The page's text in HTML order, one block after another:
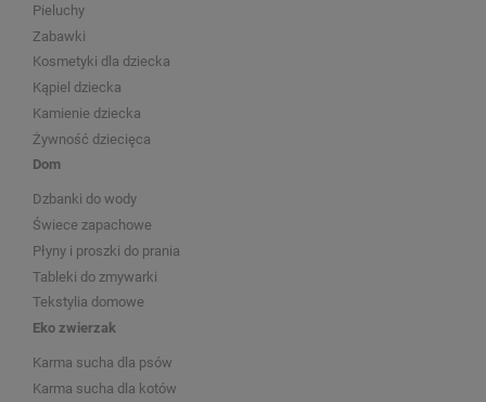
Pieluchy
Zabawki
Kosmetyki dla dziecka
Kąpiel dziecka
Kamienie dziecka
Żywność dziecięca
Dom
Dzbanki do wody
Świece zapachowe
Płyny i proszki do prania
Tableki do zmywarki
Tekstylia domowe
Eko zwierzak
Karma sucha dla psów
Karma sucha dla kotów